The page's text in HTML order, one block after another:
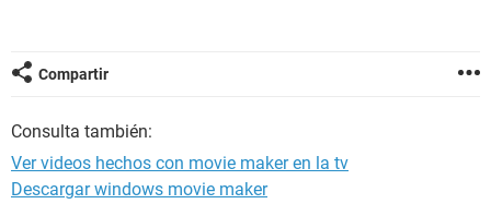
Compartir
Consulta también:
Ver videos hechos con movie maker en la tv
Descargar windows movie maker